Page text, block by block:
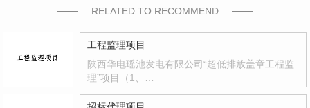
RELATED TO RECOMMEND
工程监理项目
陕西华电瑶池发电有限公司“超低排放盖章工程监
理”项目（1、…